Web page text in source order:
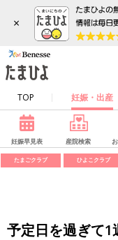
×
TOP 妊娠・出産
妊娠早見表 産院検索
たまごクラブ ひよこクラブ
予定日を過ぎて